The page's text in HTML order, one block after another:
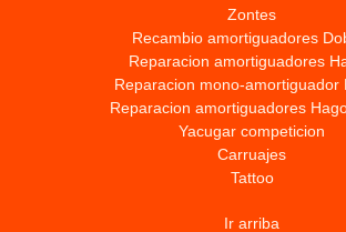
Zontes
Recambio amortiguadores
Reparacion amortiguadores
Reparacion mono-amortiguador
Reparacion amortiguadores
Yacugar competicion
Carruajes
Tattoo
Ir arriba